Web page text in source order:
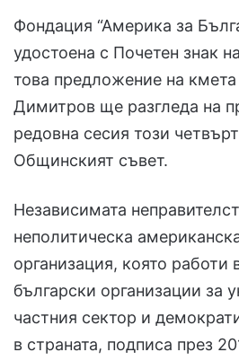
Фондация “Америка за
удостоена с Почетен знак
това предложение на
Димитров ще разгледа на
редовна сесия този
Общинският съвет.
Независимата
неполитическа
организация, която работи
български организации за
частния сектор и
в страната, подписа през